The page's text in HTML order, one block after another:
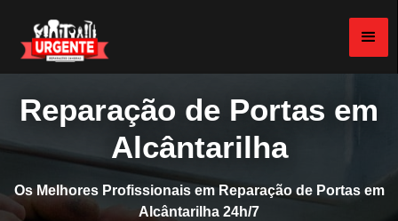
Reparação de Portas em
Alcântarilha
Os Melhores Profissionais em Reparação de Portas em
Alcântarilha 24h/7